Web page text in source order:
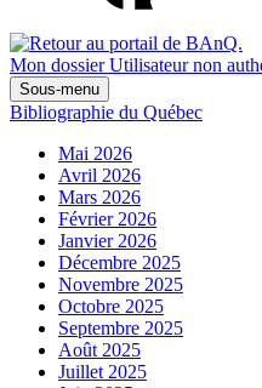
Mon dossier Utilisateur non
Sous-menu
Bibliographie du Québec
Mai 2026
Avril 2026
Mars 2026
Février 2026
Janvier 2026
Décembre 2025
Novembre 2025
Octobre 2025
Septembre 2025
Août 2025
Juillet 2025